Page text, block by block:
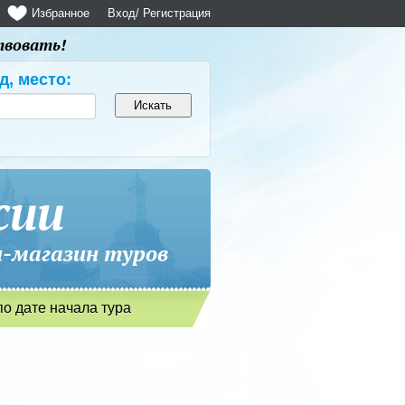
Вход/ Регистрация
Избранное
место:
туров
дате начала тура